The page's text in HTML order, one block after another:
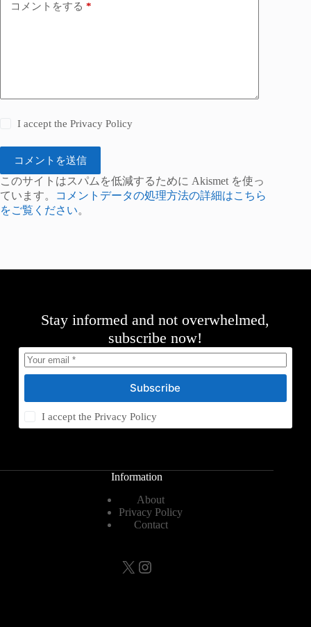
コメントをする *
I accept thePrivacy Policy
コメントを送信
このサイトはスパムを低減するために Akismet を使っ
ています。
コメントデータの処理方法の詳細はこちら
をご覧ください。
Stay informed and not overwhelmed,
subscribe now!
Subscribe
I accept thePrivacy Policy
Information
About
Privacy Policy
Contact
X Instagram